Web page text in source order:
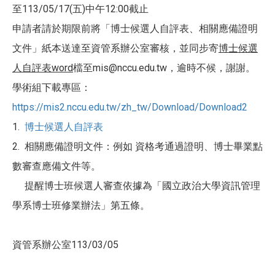
至113/05/17(五)中午12:00截止
申請者請於期限前將「博士候選人自評表、相關應備證明
文件」紙本送達至資管系辦公室審核，並同步寄博士候選
人自評表word檔至mis@nccu.edu.tw，逾時不候，謝謝。
學術組下載專區：
https://mis2.nccu.edu.tw/zh_tw/Download/Download2
1. 博士候選人自評表
2. 相關應備證明文件：例如 資格考通過證明、博士畢業點
數審查應備文件等。
提醒博士班候選人審查依據為「國立政治大學資訊管理
學系博士班修業辦法」第五條。
資管系辦公室113/03/05